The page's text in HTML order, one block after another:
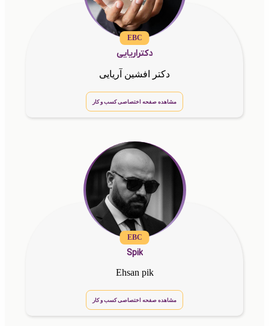
EBC
دکتراریایی
دکتر افشین آریایی
مشاهده صفحه اختصاصی کسب و کار
EBC
Spik
Ehsan pik
مشاهده صفحه اختصاصی کسب و کار